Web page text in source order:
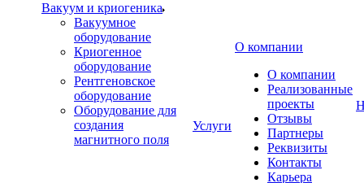
Вакуум и криогеника
Вакуумное
оборудование
Криогенное
оборудование
Рентгеновское
оборудование
Оборудование для
создания
магнитного поля
Услуги
О компании
О компании
Реализованные
проекты
Отзывы
Партнеры
Реквизиты
Контакты
Карьера